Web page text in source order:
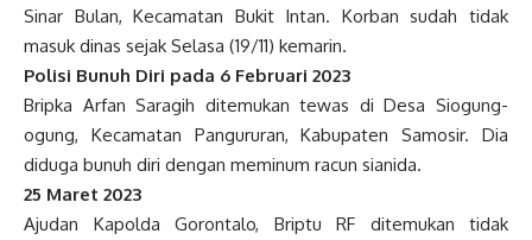
Sinar Bulan, Kecamatan Bukit Intan. Korban sudah tidak
masuk dinas sejak Selasa (19/11) kemarin.
Polisi Bunuh Diri pada 6 Februari 2023
Bripka Arfan Saragih ditemukan tewas di Desa Siogung-
ogung, Kecamatan Pangururan, Kabupaten Samosir. Dia
diduga bunuh diri dengan meminum racun sianida.
25 Maret 2023
Ajudan Kapolda Gorontalo, Briptu RF ditemukan tidak